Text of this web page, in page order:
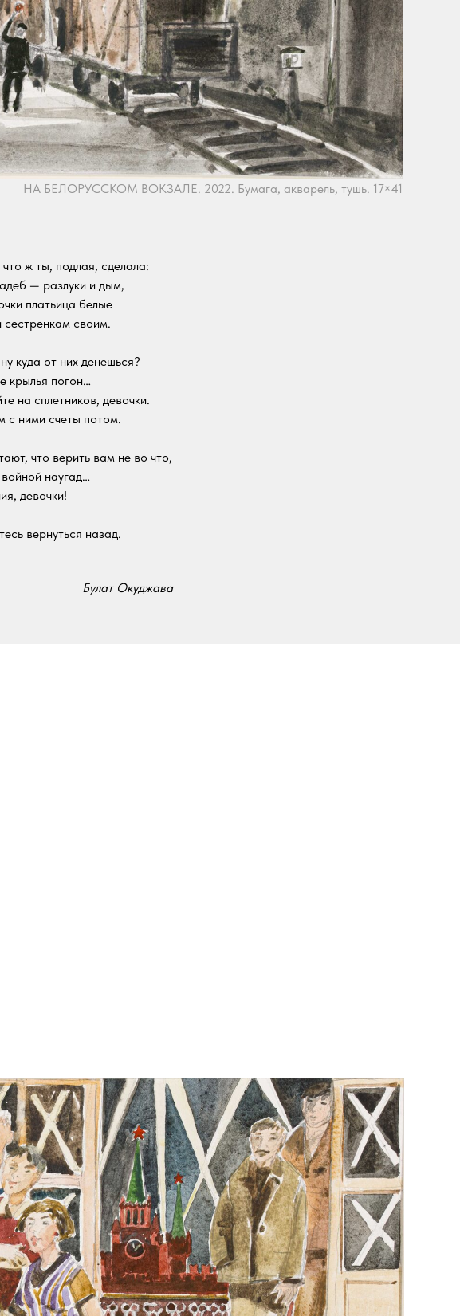
ж ты, подлая, сделала:
— разлуки и дым,
платьица белые
сестренкам своим.
куда от них денешься?
крылья погон…
на сплетников, девочки.
с ними счеты потом.
что верить вам не во что,
наугад…
девочки!
вернуться назад.
Булат Окуджава
НА БЕЛОРУССКОМ ВОКЗАЛЕ. 2022. Бумага, акварель, тушь. 17×41